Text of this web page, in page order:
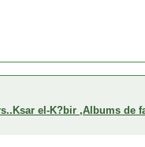
el-K?bir ,Albums de